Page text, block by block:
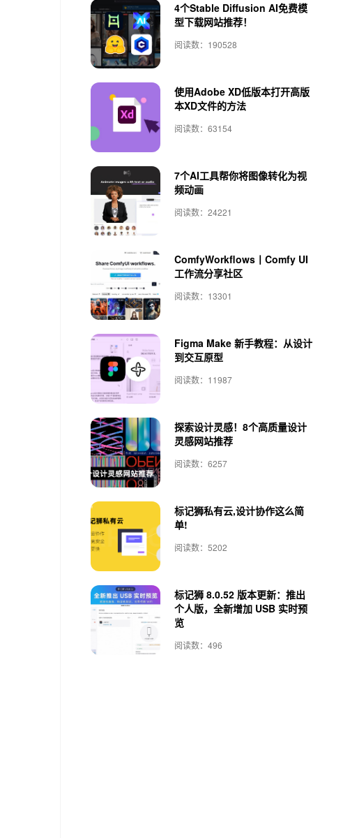
4个Stable Diffusion AI免费模
型下载网站推荐！
阅读数：190528
使用Adobe XD低版本打开高版
本XD文件的方法
阅读数：63154
7个AI工具帮你将图像转化为视
频动画
阅读数：24221
ComfyWorkflows丨Comfy UI
工作流分享社区
阅读数：13301
Figma Make 新手教程：从设计
到交互原型
阅读数：11987
探索设计灵感！8个高质量设计
灵感网站推荐
阅读数：6257
标记狮私有云,设计协作这么简
单!
阅读数：5202
标记狮 8.0.52 版本更新：推出
个人版，全新增加 USB 实时预
览
阅读数：496